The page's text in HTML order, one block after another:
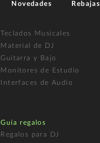
Novedades Rebajas
Teclados Musicales
Material de DJ
Guitarra y Bajo
Monitores de Estudio
Interfaces de Audio
Guía regalos
Regalos para DJ